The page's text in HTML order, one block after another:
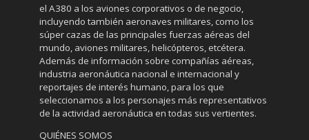
el A380 a los aviones corporativos o de negocio,
incluyendo también aeronaves militares, como los
súper cazas de las principales fuerzas aéreas del
mundo, aviones militares, helicópteros, etcétera.
Además de información sobre compañías aéreas,
industria aeronáutica nacional e internacional y
reportajes de interés humano, para los que
seleccionamos a los personajes más representativos
de la actividad aeronáutica en todas sus vertientes.
QUIÉNES SOMOS